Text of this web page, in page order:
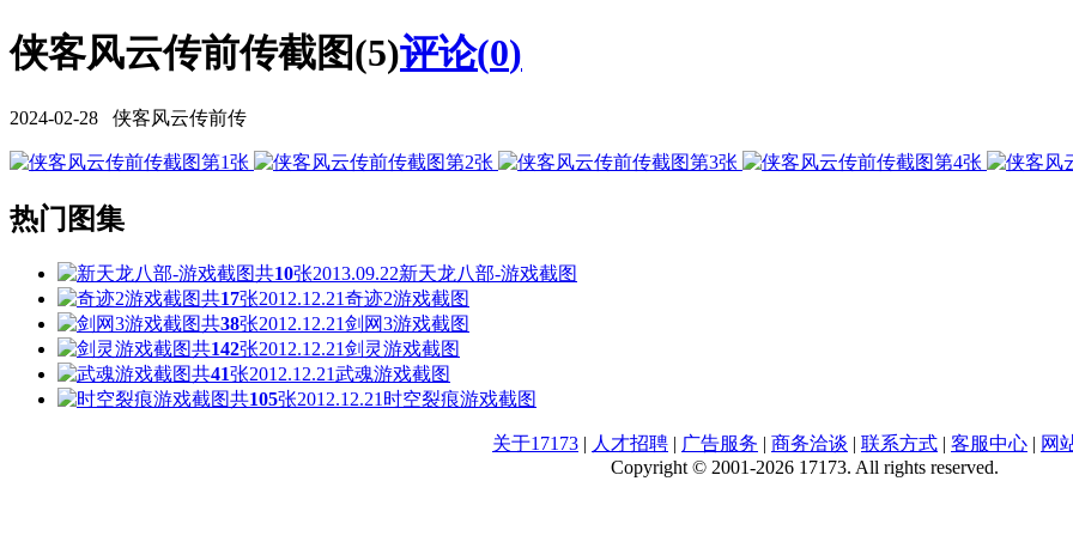
侠客风云传前传截图(5)评论(0)
2024-02-28 侠客风云传前传
热门图集
共10张2013.09.22新天龙八部-游戏截图
共17张2012.12.21奇迹2游戏截图
共38张2012.12.21剑网3游戏截图
共142张2012.12.21剑灵游戏截图
共41张2012.12.21武魂游戏截图
共105张2012.12.21 时空裂痕游戏截图
关于17173 | 人才招聘 | 广告服务 | 商务洽谈 | 联系方式 | 客服中心 | 网
Copyright © 2001-2026 17173. All rights reserved.